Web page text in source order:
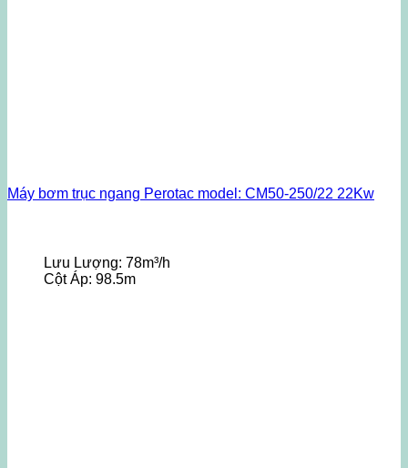
Máy bơm trục ngang Perotac model: CM50-250/22 22Kw
Lưu Lượng: 78m³/h
Cột Áp: 98.5m